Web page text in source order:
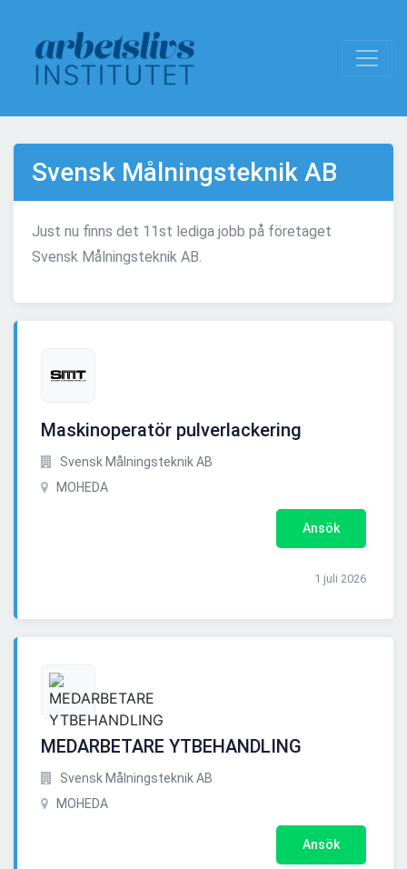
Svensk Målningsteknik AB
Just nu finns det 11st lediga jobb på företaget
Svensk Målningsteknik AB.
Maskinoperatör pulverlackering
Svensk Målningsteknik AB
MOHEDA
Ansök
1 juli 2026
MEDARBETARE YTBEHANDLING
Svensk Målningsteknik AB
MOHEDA
Ansök